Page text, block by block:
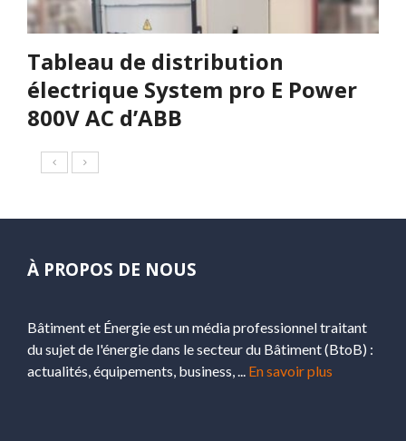
Tableau de distribution
électrique System pro E Power
800V AC d’ABB
À PROPOS DE NOUS
Bâtiment et Énergie est un média professionnel traitant
du sujet de l'énergie dans le secteur du Bâtiment (BtoB) :
actualités, équipements, business, ... En savoir plus